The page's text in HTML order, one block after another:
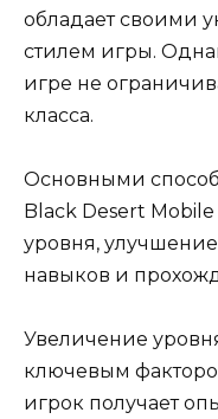
обладает своими
стилем игры.
игре не
класса.
Основными
Black Desert
уровня,
навыков и
Увеличение
ключевым
игрок получает